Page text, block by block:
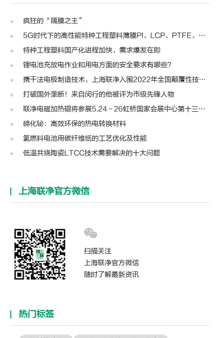
疯狂的“隔膜之王”
5G时代下的高性能特种工程塑料薄膜PI、LCP、PTFE、PPS、PEEK、PEN
特种工程塑料国产化进程加快，需求爆发在即
锂电池充放电作业和用电方面的安全要求有哪些？
携干法电极制造技术，上海联净入围2022年全国颠覆性技术创新大赛
打破国外垄断！来自闵行的他被评为市级先锋人物
联净电磁加热辊将参展5.24－26虹桥国家会展中心第十三届模切展
碲化铋：高效环保的热电转换材料
氢燃料电池用碳纤维纸的工艺优化及性能
低温共烧陶瓷LTCC技术需要解决的十大问题
上海联净官方微信
扫描关注
上海联净官方微信
随时了解最新资讯
热门标签